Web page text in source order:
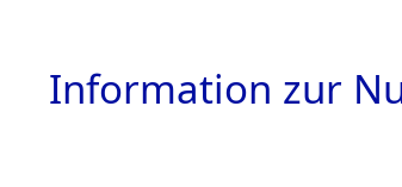
Information zur